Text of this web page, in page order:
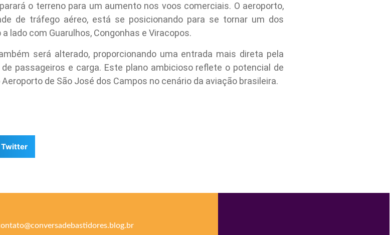
o terreno para um aumento nos voos comerciais. O aeroporto,
de tráfego aéreo, está se posicionando para se tornar um dos
lado com Guarulhos, Congonhas e Viracopos.
será alterado, proporcionando uma entrada mais direta pela
passageiros e carga. Este plano ambicioso reflete o potencial de
de São José dos Campos no cenário da aviação brasileira.
Twitter